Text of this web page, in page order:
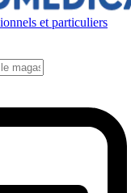
et particuliers